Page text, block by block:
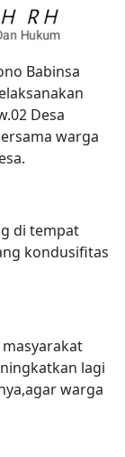
Babinsa
Desa
warga
di tempat
kondusifitas
lagi
warga